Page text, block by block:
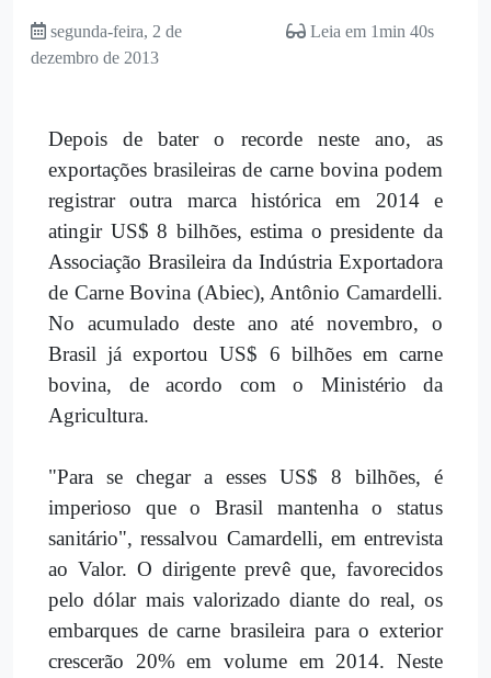
segunda-feira, 2 de
dezembro de 2013
Leia em 1min 40s
Depois de bater o recorde neste ano, as
exportações brasileiras de carne bovina podem
registrar outra marca histórica em 2014 e
atingir US$ 8 bilhões, estima o presidente da
Associação Brasileira da Indústria Exportadora
de Carne Bovina (Abiec), Antônio Camardelli.
No acumulado deste ano até novembro, o
Brasil já exportou US$ 6 bilhões em carne
bovina, de acordo com o Ministério da
Agricultura.
"Para se chegar a esses US$ 8 bilhões, é
imperioso que o Brasil mantenha o status
sanitário", ressalvou Camardelli, em entrevista
ao Valor. O dirigente prevê que, favorecidos
pelo dólar mais valorizado diante do real, os
embarques de carne brasileira para o exterior
crescerão 20% em volume em 2014. Neste